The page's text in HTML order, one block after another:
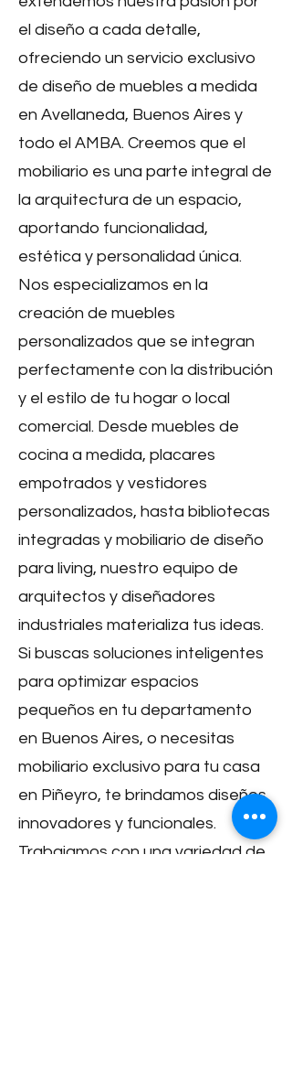
el diseño a cada detalle,
ofreciendo un servicio exclusivo
de diseño de muebles a medida
en Avellaneda, Buenos Aires y
todo el AMBA. Creemos que el
mobiliario es una parte integral de
la arquitectura de un espacio,
aportando funcionalidad,
estética y personalidad única.
Nos especializamos en la
creación de muebles
personalizados que se integran
perfectamente con la distribución
y el estilo de tu hogar o local
comercial. Desde muebles de
cocina a medida, placares
empotrados y vestidores
personalizados, hasta bibliotecas
integradas y mobiliario de diseño
para living, nuestro equipo de
arquitectos y diseñadores
industriales materializa tus ideas.
Si buscas soluciones inteligentes
para optimizar espacios
pequeños en tu departamento
en Buenos Aires, o necesitas
mobiliario exclusivo para tu casa
en Piñeyro, te brindamos diseños
innovadores y funcionales.
Trabajamos con una variedad de